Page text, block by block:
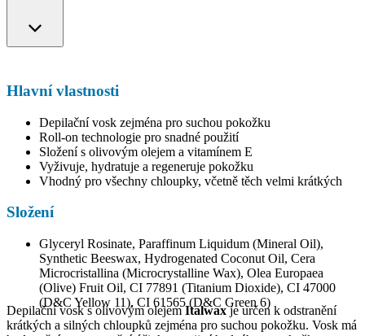
Hlavní vlastnosti
Depilační vosk zejména pro suchou pokožku
Roll-on technologie pro snadné použití
Složení s olivovým olejem a vitamínem E
Vyživuje, hydratuje a regeneruje pokožku
Vhodný pro všechny chloupky, včetně těch velmi krátkých
Složení
Glyceryl Rosinate, Paraffinum Liquidum (Mineral Oil),
Synthetic Beeswax, Hydrogenated Coconut Oil, Cera
Microcristallina (Microcrystalline Wax), Olea Europaea
(Olive) Fruit Oil, CI 77891 (Titanium Dioxide), CI 47000
(D&C Yellow 11), CI 61565 (D&C Green 6)
Depilační vosk s olivovým olejemItalwaxje určen k odstranění
krátkých a silných chloupků zejména pro suchou pokožku. Vosk má